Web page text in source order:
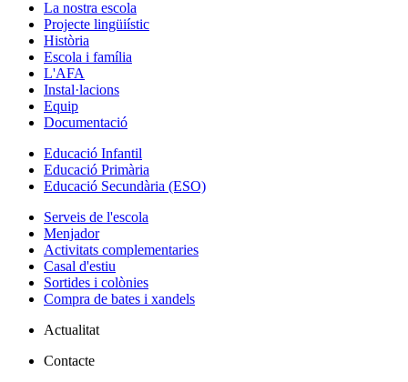
La nostra escola
Projecte lingüiístic
Història
Escola i família
L'AFA
Instal·lacions
Equip
Documentació
Educació Infantil
Educació Primària
Educació Secundària (ESO)
Serveis de l'escola
Menjador
Activitats complementaries
Casal d'estiu
Sortides i colònies
Compra de bates i xandels
Actualitat
Contacte